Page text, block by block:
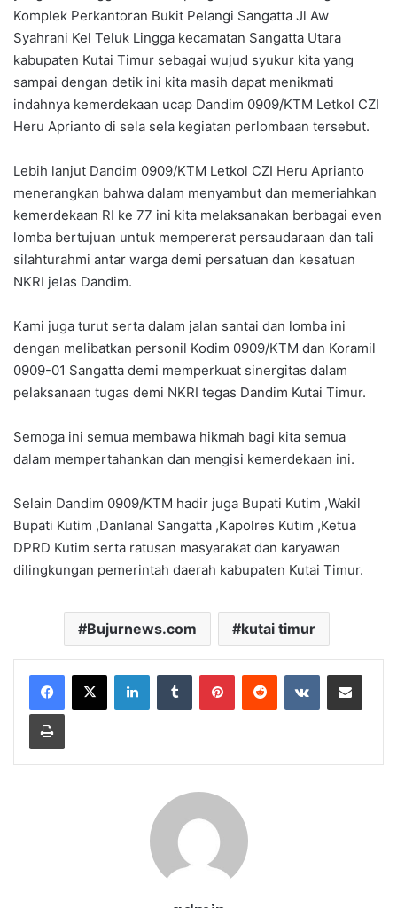
Komplek Perkantoran Bukit Pelangi Sangatta Jl Aw
Syahrani Kel Teluk Lingga kecamatan Sangatta Utara
kabupaten Kutai Timur sebagai wujud syukur kita yang
sampai dengan detik ini kita masih dapat menikmati
indahnya kemerdekaan ucap Dandim 0909/KTM Letkol CZI
Heru Aprianto di sela sela kegiatan perlombaan tersebut.
Lebih lanjut Dandim 0909/KTM Letkol CZI Heru Aprianto
menerangkan bahwa dalam menyambut dan memeriahkan
kemerdekaan RI ke 77 ini kita melaksanakan berbagai even
lomba bertujuan untuk mempererat persaudaraan dan tali
silahturahmi antar warga demi persatuan dan kesatuan
NKRI jelas Dandim.
Kami juga turut serta dalam jalan santai dan lomba ini
dengan melibatkan personil Kodim 0909/KTM dan Koramil
0909-01 Sangatta demi memperkuat sinergitas dalam
pelaksanaan tugas demi NKRI tegas Dandim Kutai Timur.
Semoga ini semua membawa hikmah bagi kita semua
dalam mempertahankan dan mengisi kemerdekaan ini.
Selain Dandim 0909/KTM hadir juga Bupati Kutim ,Wakil
Bupati Kutim ,Danlanal Sangatta ,Kapolres Kutim ,Ketua
DPRD Kutim serta ratusan masyarakat dan karyawan
dilingkungan pemerintah daerah kabupaten Kutai Timur.
Bujurnews.com kutai timur